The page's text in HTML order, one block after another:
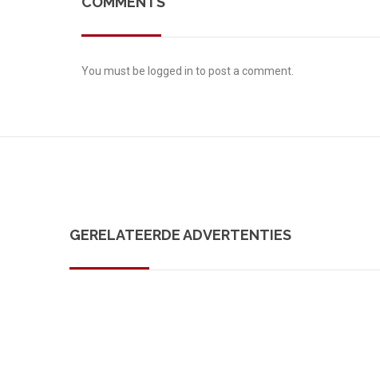
You must be logged in to post a comment.
GERELATEERDE ADVERTENTIES